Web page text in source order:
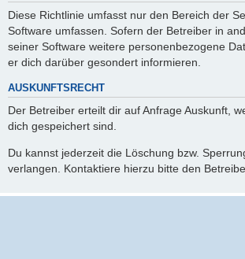
Diese Richtlinie umfasst nur den Bereich der
Software umfassen. Sofern der Betreiber in
seiner Software weitere personenbezogene
er dich darüber gesondert informieren.
AUSKUNFTSRECHT
Der Betreiber erteilt dir auf Anfrage Auskunft,
dich gespeichert sind.
Du kannst jederzeit die Löschung bzw.
verlangen. Kontaktiere hierzu bitte den